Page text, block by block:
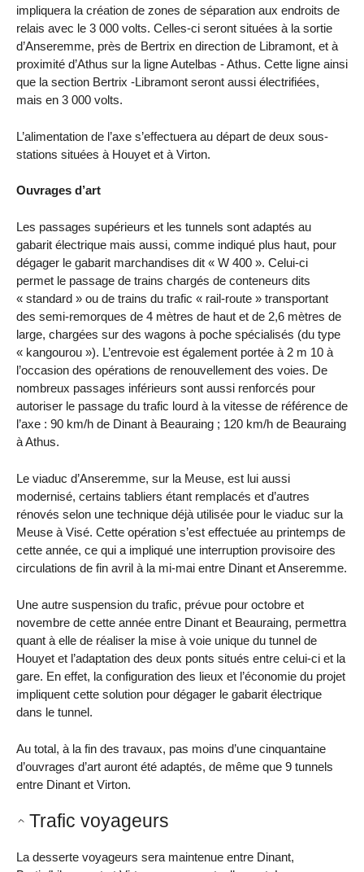
impliquera la création de zones de séparation aux endroits de
relais avec le 3 000 volts. Celles-ci seront situées à la sortie
d’Anseremme, près de Bertrix en direction de Libramont, et à
proximité d’Athus sur la ligne Autelbas - Athus. Cette ligne ainsi
que la section Bertrix -Libramont seront aussi électrifiées,
mais en 3 000 volts.
L’alimentation de l’axe s’effectuera au départ de deux sous-
stations situées à Houyet et à Virton.
Ouvrages d’art
Les passages supérieurs et les tunnels sont adaptés au
gabarit électrique mais aussi, comme indiqué plus haut, pour
dégager le gabarit marchandises dit « W 400 ». Celui-ci
permet le passage de trains chargés de conteneurs dits
« standard » ou de trains du trafic « rail-route » transportant
des semi-remorques de 4 mètres de haut et de 2,6 mètres de
large, chargées sur des wagons à poche spécialisés (du type
« kangourou »). L’entrevoie est également portée à 2 m 10 à
l’occasion des opérations de renouvellement des voies. De
nombreux passages inférieurs sont aussi renforcés pour
autoriser le passage du trafic lourd à la vitesse de référence de
l’axe : 90 km/h de Dinant à Beauraing ; 120 km/h de Beauraing
à Athus.
Le viaduc d’Anseremme, sur la Meuse, est lui aussi
modernisé, certains tabliers étant remplacés et d’autres
rénovés selon une technique déjà utilisée pour le viaduc sur la
Meuse à Visé. Cette opération s’est effectuée au printemps de
cette année, ce qui a impliqué une interruption provisoire des
circulations de fin avril à la mi-mai entre Dinant et Anseremme.
Une autre suspension du trafic, prévue pour octobre et
novembre de cette année entre Dinant et Beauraing, permettra
quant à elle de réaliser la mise à voie unique du tunnel de
Houyet et l’adaptation des deux ponts situés entre celui-ci et la
gare. En effet, la configuration des lieux et l’économie du projet
impliquent cette solution pour dégager le gabarit électrique
dans le tunnel.
Au total, à la fin des travaux, pas moins d’une cinquantaine
d’ouvrages d’art auront été adaptés, de même que 9 tunnels
entre Dinant et Virton.
Trafic voyageurs
La desserte voyageurs sera maintenue entre Dinant,